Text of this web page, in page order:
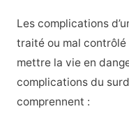
Les complications
traité ou mal
mettre la vie en
complications du
comprennent :